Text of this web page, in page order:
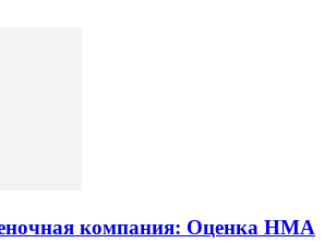
компания: Оценка НМА